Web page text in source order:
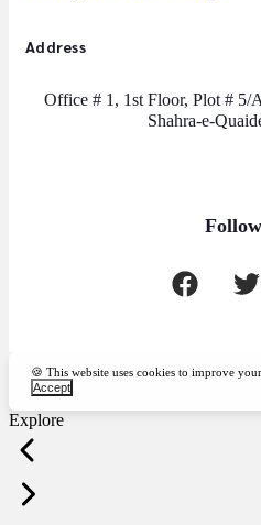
Address
Office # 1, 1st Floor, Plot # 5/
Shahra-e-
🍪 This website uses cookies to improve
Accept
Explore